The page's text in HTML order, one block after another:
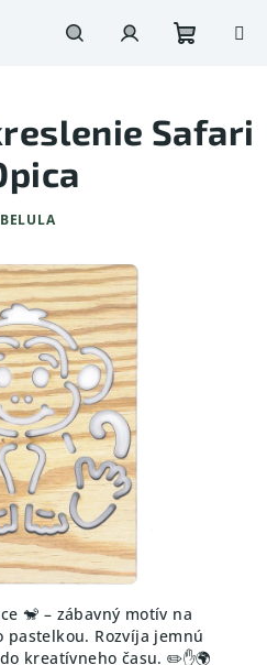
košík
🐒 – zábavný motív na
Rozvíja jemnú
kreatívneho času. ✏️✋🌍
Safari